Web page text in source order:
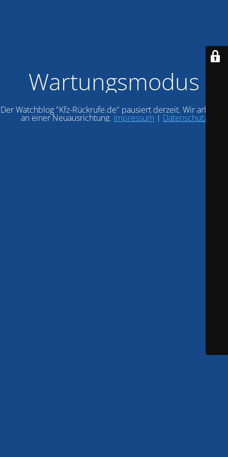
Wartungsmodus
Der Watchblog "Kfz-Rückrufe.de" pausiert derzeit. Wir arbeiten
an einer Neuausrichtung. Impressum | Datenschutz